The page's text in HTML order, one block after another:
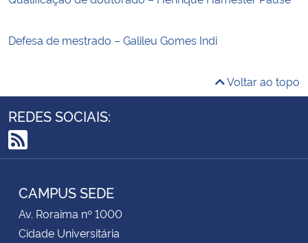
Defesa de mestrado – Galileu Gomes Indi
Voltar ao topo
REDES SOCIAIS:
RSS
CAMPUS SEDE
Av. Roraima nº 1000
Cidade Universitária